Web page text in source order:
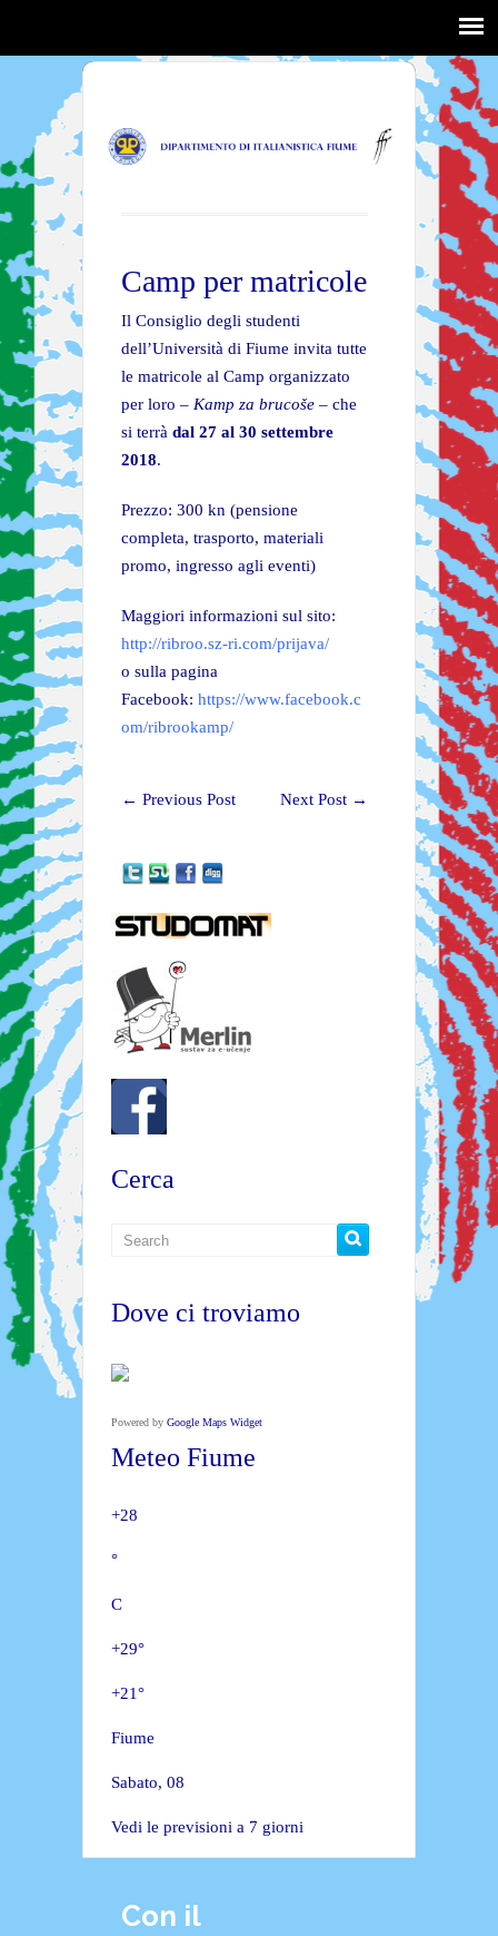
Camp per matricole
Il Consiglio degli studenti
dell’Università di Fiume invita tutte
le matricole al Camp organizzato
per loro – Kamp za brucoše – che
si terrà dal 27 al 30 settembre
2018.
Prezzo: 300 kn (pensione
completa, trasporto, materiali
promo, ingresso agli eventi)
Maggiori informazioni sul sito:
http://ribroo.sz-ri.com/prijava/
o sulla pagina
Facebook: https://www.facebook.c
om/ribrookamp/
← Previous Post Next Post →
Cerca
Dove ci troviamo
Powered by Google Maps Widget
Meteo Fiume
+28
°
C
+29°
+21°
Fiume
Sabato, 08
Vedi le previsioni a 7 giorni
Con il